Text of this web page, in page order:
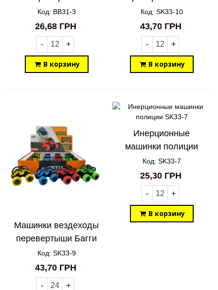
гоночный болид
Avengers BB31-3
Код: BB31-3
26,68 ГРН
- +
В корзину
Багги SK33-10
Код: SK33-10
43,70 ГРН
- +
В корзину
Машинки вездеходы
перевертыши Багги
SK33-9
Код: SK33-9
43,70 ГРН
- +
Инерционные
машинки полиции
SK33-7
Код: SK33-7
25,30 ГРН
- +
В корзину